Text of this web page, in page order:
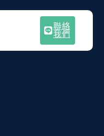
聯絡
我們